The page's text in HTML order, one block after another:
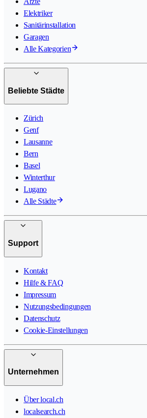
Elektriker
Sanitärinstallation
Garagen
Alle Kategorien
Beliebte Städte
Zürich
Genf
Lausanne
Bern
Basel
Winterthur
Lugano
Alle Städte
Support
Kontakt
Hilfe & FAQ
Impressum
Nutzungsbedingungen
Datenschutz
Cookie-Einstellungen
Unternehmen
Über local.ch
localsearch.ch